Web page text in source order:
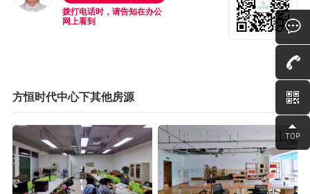
拨打电话时，请告知在办公
网上看到
方恒时代中心下其他房源